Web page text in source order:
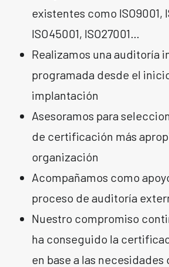
existentes como ISO9001,
ISO45001, ISO27001…
Realizamos una auditoría
programada desde el
implantación
Asesoramos para
de certificación más
organización
Acompañamos como
proceso de auditoría
Nuestro compromiso
ha conseguido la
en base a las necesidades